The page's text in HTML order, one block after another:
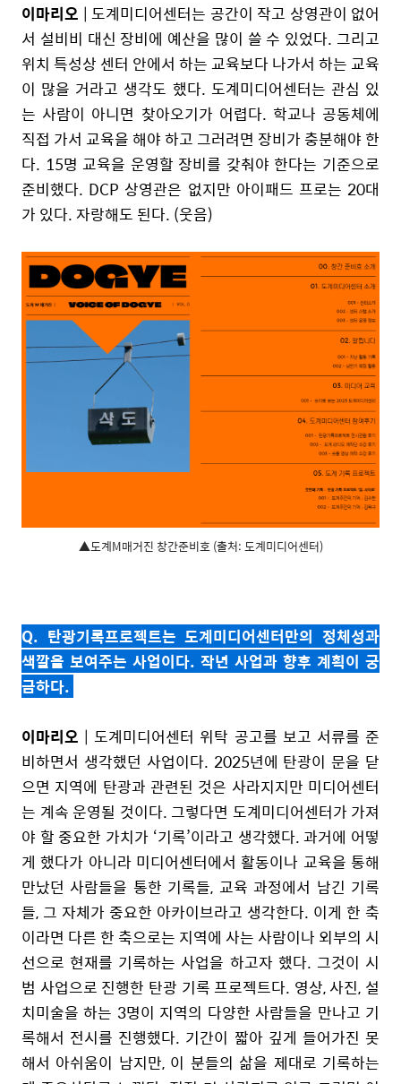
이마리오 | 도계미디어센터는 공간이 작고 상영관이 없어
서 설비비 대신 장비에 예산을 많이 쓸 수 있었다. 그리고
위치 특성상 센터 안에서 하는 교육보다 나가서 하는 교육
이 많을 거라고 생각도 했다. 도계미디어센터는 관심 있
는 사람이 아니면 찾아오기가 어렵다. 학교나 공동체에
직접 가서 교육을 해야 하고 그러려면 장비가 충분해야 한
다. 15명 교육을 운영할 장비를 갖춰야 한다는 기준으로
준비했다. DCP 상영관은 없지만 아이패드 프로는 20대
가 있다. 자랑해도 된다. (웃음)
▲도계M매거진 창간준비호 (출처: 도계미디어센터)
Q. 탄광기록프로젝트는 도계미디어센터만의 정체성과
색깔을 보여주는 사업이다. 작년 사업과 향후 계획이 궁
금하다.
이마리오 | 도계미디어센터 위탁 공고를 보고 서류를 준
비하면서 생각했던 사업이다. 2025년에 탄광이 문을 닫
으면 지역에 탄광과 관련된 것은 사라지지만 미디어센터
는 계속 운영될 것이다. 그렇다면 도계미디어센터가 가져
야 할 중요한 가치가 ‘기록’이라고 생각했다. 과거에 어떻
게 했다가 아니라 미디어센터에서 활동이나 교육을 통해
만났던 사람들을 통한 기록들, 교육 과정에서 남긴 기록
들, 그 자체가 중요한 아카이브라고 생각한다. 이게 한 축
이라면 다른 한 축으로는 지역에 사는 사람이나 외부의 시
선으로 현재를 기록하는 사업을 하고자 했다. 그것이 시
범 사업으로 진행한 탄광 기록 프로젝트다. 영상, 사진, 설
치미술을 하는 3명이 지역의 다양한 사람들을 만나고 기
록해서 전시를 진행했다. 기간이 짧아 깊게 들어가진 못
해서 아쉬움이 남지만, 이 분들의 삶을 제대로 기록하는